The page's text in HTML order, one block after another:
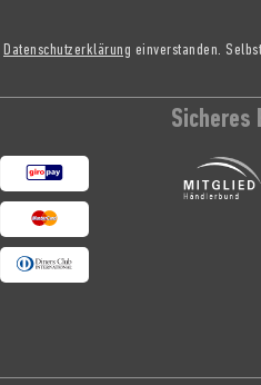
Datenschutzerklärung einverstanden.
Sicheres